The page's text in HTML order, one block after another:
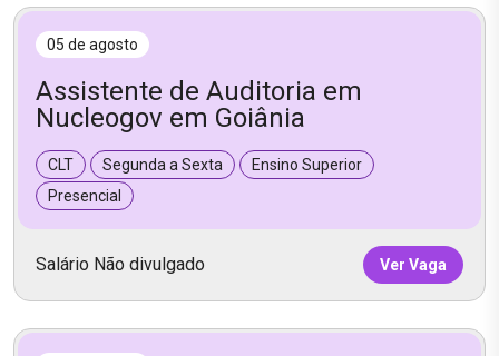
05 de agosto
Assistente de Auditoria em
Nucleogov em Goiânia
CLT Segunda a Sexta
Ensino Superior
Presencial
Salário Não divulgado Ver Vaga